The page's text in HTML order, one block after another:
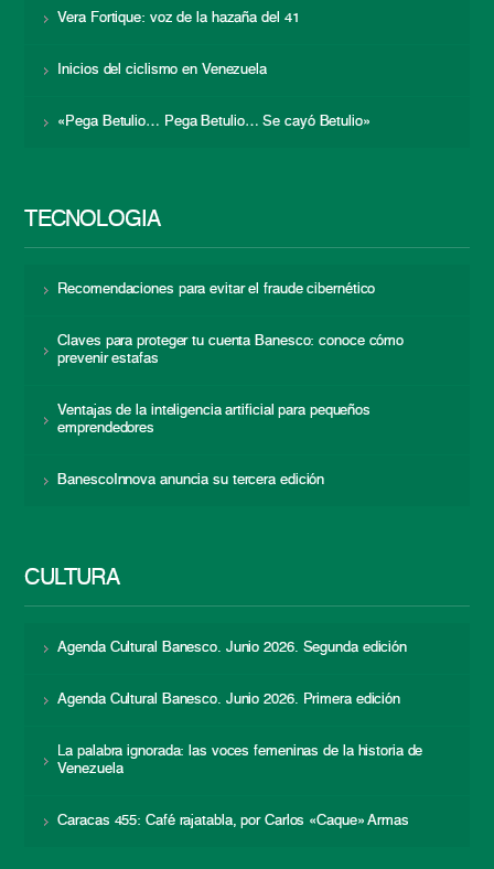
Vera Fortique: voz de la hazaña del 41
Inicios del ciclismo en Venezuela
«Pega Betulio… Pega Betulio… Se cayó Betulio»
TECNOLOGÍA
Recomendaciones para evitar el fraude cibernético
Claves para proteger tu cuenta Banesco: conoce cómo
prevenir estafas
Ventajas de la inteligencia artificial para pequeños
emprendedores
BanescoInnova anuncia su tercera edición
CULTURA
Agenda Cultural Banesco. Junio 2026. Segunda edición
Agenda Cultural Banesco. Junio 2026. Primera edición
La palabra ignorada: las voces femeninas de la historia de
Venezuela
Caracas 455: Café rajatabla, por Carlos «Caque» Armas